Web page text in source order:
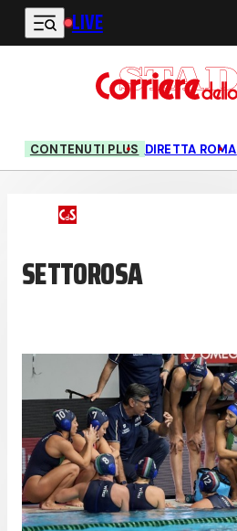
Vai al contenuto principale
LIVE
CONTENUTI PLUS DIRETTA ROMA
SETTOROSA